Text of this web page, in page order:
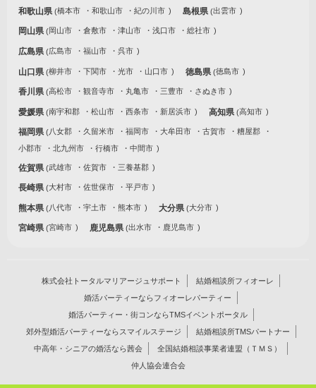
和歌山県 橋本市 和歌山市 紀の川市 島根県 出雲市
岡山県 岡山市 倉敷市 津山市 浅口市 総社市
広島県 広島市 福山市 呉市
山口県 柳井市 下関市 光市 山口市 徳島県 徳島市
香川県 高松市 観音寺市 丸亀市 三豊市 さぬき市
愛媛県 南宇和郡 松山市 西条市 新居浜市 高知県 高知市
福岡県 八女郡 久留米市 福岡市 大牟田市 古賀市
糟屋郡
小郡市
北九州市 行橋市 中間市
佐賀県 武雄市 佐賀市 三養基郡
長崎県 大村市 佐世保市 平戸市
熊本県 八代市 宇土市 熊本市 大分県 大分市
宮崎県 宮崎市 鹿児島県 出水市 鹿児島市
株式会社トータルマリアージュサポート
結婚相談所フィオーレ
婚活パーティーならフィオーレパーティー
婚活パーティー・街コンならTMSイベントポータル
郊外型婚活パーティーならスマイルステージ
結婚相談所TMSパートナー
中高年・シニアの婚活なら茜会
全国結婚相談事業者連盟（ＴＭＳ）
仲人協会連合会